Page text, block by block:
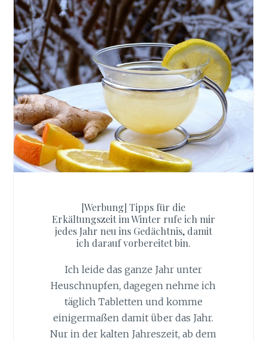
[Werbung] Tipps für die
Erkältungszeit im Winter rufe ich mir
jedes Jahr neu ins Gedächtnis, damit
ich darauf vorbereitet bin.
Ich leide das ganze Jahr unter
Heuschnupfen, dagegen nehme ich
täglich Tabletten und komme
einigermaßen damit über das Jahr.
Nur in der kalten Jahreszeit, ab dem